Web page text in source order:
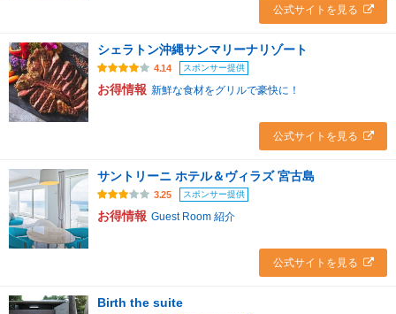
公式サイトを見る
シェラトン沖縄サンマリーナリゾート
4.14 スポンサー提供
お得情報 新鮮な食材をグリルで豪快に！
公式サイトを見る
サントリーニ ホテル＆ヴィラズ 宮古島
3.25 スポンサー提供
お得情報 Guest Room 紹介
公式サイトを見る
Birth the suite